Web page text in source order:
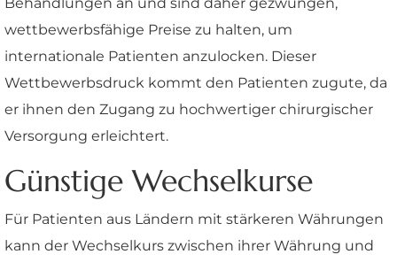
wettbewerbsfähige Preise zu halten, um
internationale Patienten anzulocken. Dieser
Wettbewerbsdruck kommt den Patienten zugute, da
er ihnen den Zugang zu hochwertiger chirurgischer
Versorgung erleichtert.
Günstige Wechselkurse
Für Patienten aus Ländern mit stärkeren Währungen
kann der Wechselkurs zwischen ihrer Währung und